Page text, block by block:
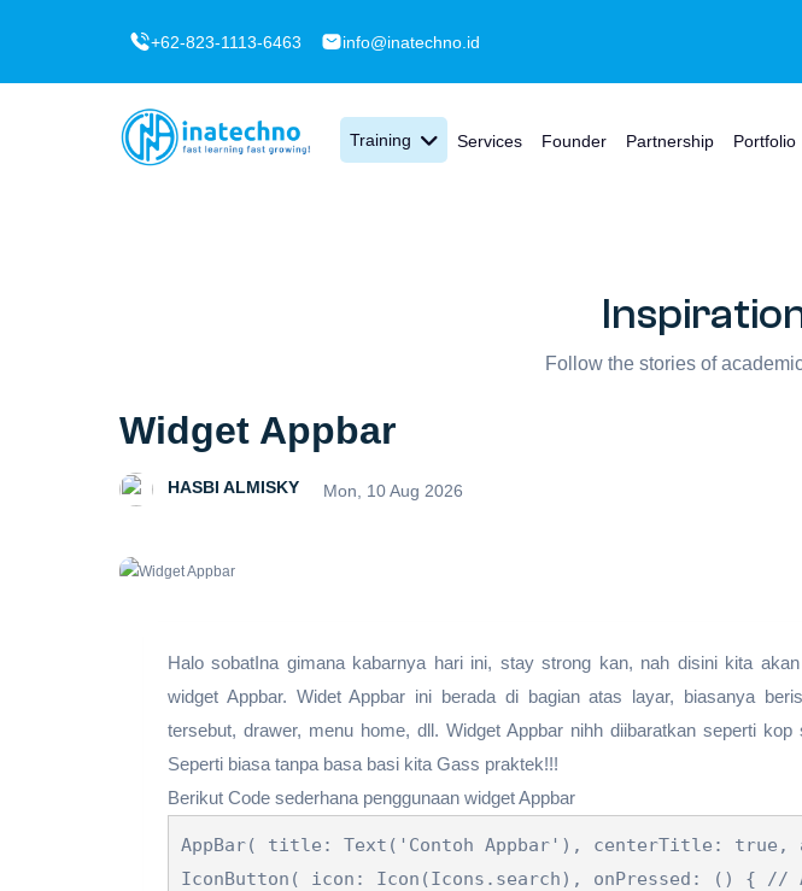
+62-823-1113-6463 info@inatechno.id
Training Services Founder Partnership Portfolio
Follow the stories of
Widget Appbar
HASBI ALMISKY Mon, 10 Aug 2026
Halo sobatIna gimana kabarnya hari ini, stay strong kan, nah disini kita
widget Appbar. Widet Appbar ini berada di bagian atas layar, biasanya
tersebut, drawer, menu home, dll. Widget Appbar nihh diibaratkan seperti kop
Seperti biasa tanpa basa basi kita Gass praktek!!!
Berikut Code sederhana penggunaan widget Appbar
AppBar( title: Text('Contoh Appbar'), centerTitle: true,
IconButton( icon: Icon(Icons.search), onPressed: () { //